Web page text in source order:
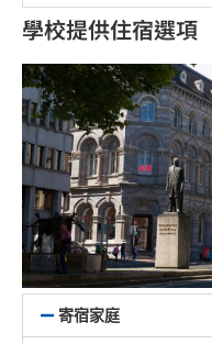
學校提供住宿選項
寄宿家庭